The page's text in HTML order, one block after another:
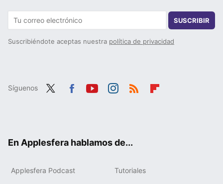
SUSCRIBIR
Suscribiéndote aceptas nuestra política de privacidad
Síguenos
En Applesfera hablamos de...
Applesfera Podcast Tutoriales